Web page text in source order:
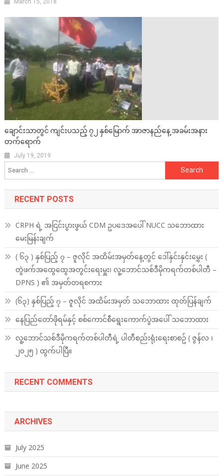
ချောင်းသာတွင် ကျင်းပသည့် ၇၂ နှစ်မြောက် အာဇာနည်နေ့ အခမ်းအနား
တက်ရောက်
July 19, 2019
Search
for:
RECENT POSTS
CRPH ရဲ့ အငြင်းပွားဖွယ် CDM ဥပဒေအပေါ် NUCC သဘောထား
မေးမြန်းချက်
( ၆၃ ) နှစ်ပြည့် ၇ – ဇူလိုင် အထိမ်းအမှတ်နေ့တွင် ဒေါ်နှင်းနှင်းမွှေး (
တွဲဖက်အထွေထွေအတွင်းရေးမှူး၊ လူ့ဘောင်သစ်ဒီမိုကရက်တစ်ပါတီ –
DPNS ) ၏ အမှတ်တရစကား
(၆၃) နှစ်ပြည့် ၇ – ဇူလိုင် အထိမ်းအမှတ် သဘောထား ထုတ်ပြန်ချက်
နေပြည်တော်ဖိုရမ်နှင့် စစ်ကောင်စီရွေးကောက်ပွဲအပေါ် သဘောထား
လူ့ဘောင်သစ်ဒီမိုကရက်တစ်ပါတီရဲ့ ပါတီစည်းရုံးရေးစာစဥ် ( ဇွန်လ ၊
၂၀၂၅ ) ထွက်ပါပြီ။
RECENT COMMENTS
ARCHIVES
July 2025
June 2025